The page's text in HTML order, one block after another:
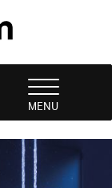
MENU